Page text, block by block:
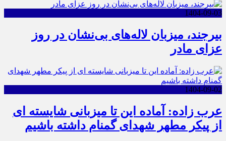
1404-09-03
بیرجند، میزبان لاله‌های بی‌نشان در روز
عزای مادر
1404-09-02
عرب زاده: آماده این تا میزبانی شایسته ای
از پیکر مطهر شهدای گمنام داشته باشیم